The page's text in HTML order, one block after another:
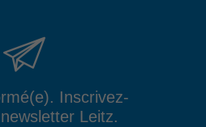
Inscrivez-
Leitz.